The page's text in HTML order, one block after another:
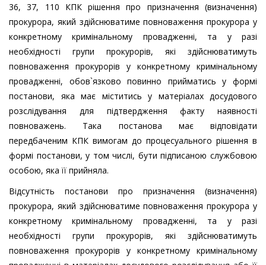
36, 37, 110 КПК рішення про призначення (визначення)
прокурора, який здійснюватиме повноваження прокурора у
конкретному кримінальному провадженні, та у разі
необхідності групи прокурорів, які здійснюватимуть
повноваження прокурорів у конкретному кримінальному
провадженні, обов`язково повинно прийматись у формі
постанови, яка має міститись у матеріалах досудового
розслідування для підтвердження факту наявності
повноважень. Така постанова має відповідати
передбаченим КПК вимогам до процесуального рішення в
формі постанови, у том числі, бути підписаною службовою
особою, яка її прийняла.
Відсутність постанови про призначення (визначення)
прокурора, який здійснюватиме повноваження прокурора у
конкретному кримінальному провадженні, та у разі
необхідності групи прокурорів, які здійснюватимуть
повноваження прокурорів у конкретному кримінальному